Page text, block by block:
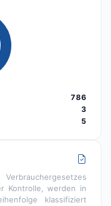
786
3
5
Kontrolle, werden in
klassifiziert